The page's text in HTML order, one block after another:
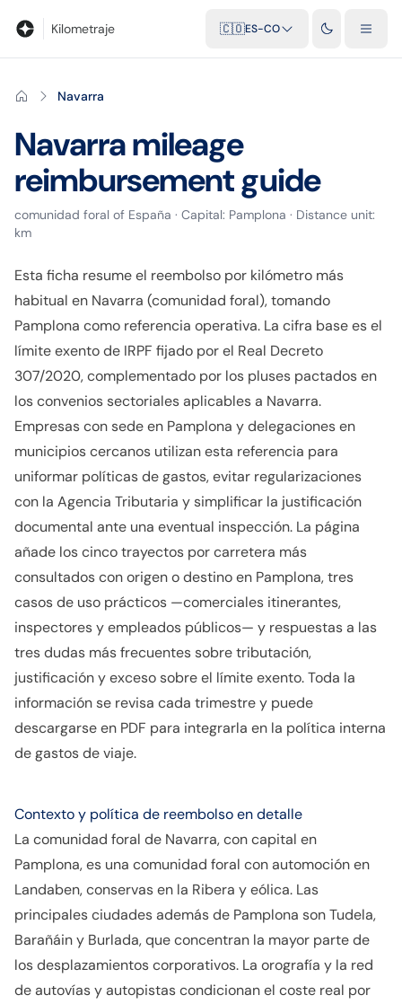
Kilometraje 🇨🇴ES-CO
Navarra
Navarramileage
reimbursement guide
comunidad foral of España · Capital: Pamplona · Distance unit:
km
Esta ficha resume el reembolso por kilómetro más
habitual en Navarra (comunidad foral), tomando
Pamplona como referencia operativa. La cifra base es el
límite exento de IRPF fijado por el Real Decreto
307/2020, complementado por los pluses pactados en
los convenios sectoriales aplicables a Navarra.
Empresas con sede en Pamplona y delegaciones en
municipios cercanos utilizan esta referencia para
uniformar políticas de gastos, evitar regularizaciones
con la Agencia Tributaria y simplificar la justificación
documental ante una eventual inspección. La página
añade los cinco trayectos por carretera más
consultados con origen o destino en Pamplona, tres
casos de uso prácticos —comerciales itinerantes,
inspectores y empleados públicos— y respuestas a las
tres dudas más frecuentes sobre tributación,
justificación y exceso sobre el límite exento. Toda la
información se revisa cada trimestre y puede
descargarse en PDF para integrarla en la política interna
de gastos de viaje.
Contexto y política de reembolso en detalle
La comunidad foral de Navarra, con capital en
Pamplona, es una comunidad foral con automoción en
Landaben, conservas en la Ribera y eólica. Las
principales ciudades además de Pamplona son Tudela,
Barañáin y Burlada, que concentran la mayor parte de
los desplazamientos corporativos. La orografía y la red
de autovías y autopistas condicionan el coste real por